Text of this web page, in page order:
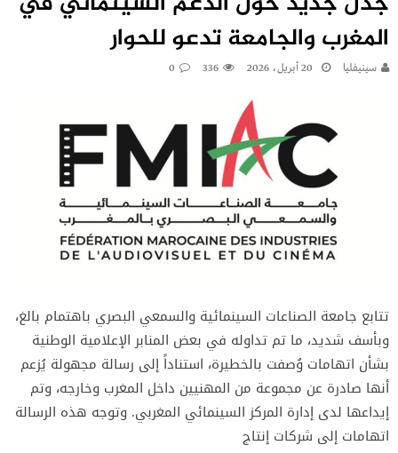
المغرب والجامعة تدعو للحوار
سينيفليا 20 أبريل، 2026 336
0
تتابع جامعة الصناعات السينمائية والسمعي البصري باهتمام بالغ،
وبأسف شديد، ما تم تداوله في بعض المنابر الإعلامية الوطنية
بشأن اتهامات وُصفت بالخطيرة، استناداً إلى رسالة مجهولة يُزعم
أنها صادرة عن مجموعة من المهنيين داخل المغرب وخارجه، وتم
إيداعها لدى إدارة المركز السينمائي المغربي. وتوجه هذه الرسالة
اتهامات إلى شركات إنتاج